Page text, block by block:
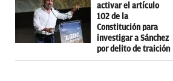
activar el artículo
102 de la
Constitución para
investigar a Sánchez
por delito de traición